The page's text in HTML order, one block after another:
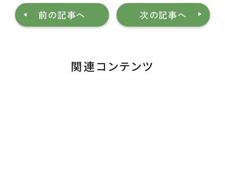
前の記事へ 次の記事へ
関連コンテンツ